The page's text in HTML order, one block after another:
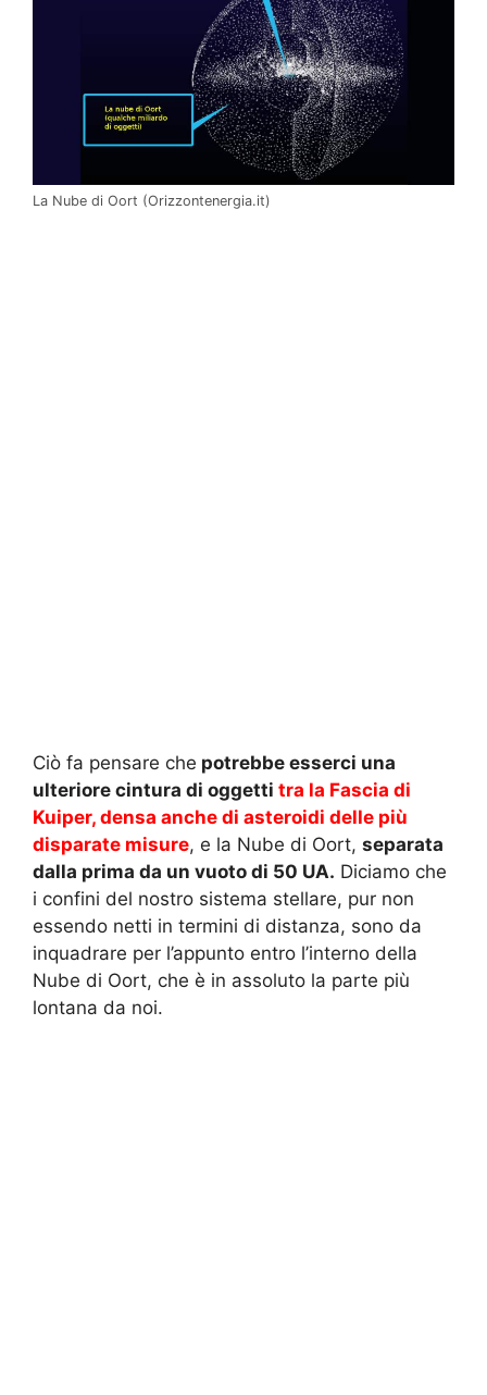
La Nube di Oort (Orizzontenergia.it)
Ciò fa pensare che potrebbe esserci una
ulteriore cintura di oggetti tra la Fascia di
Kuiper, densa anche di asteroidi delle più
disparate misure, e la Nube di Oort, separata
dalla prima da un vuoto di 50 UA. Diciamo che
i confini del nostro sistema stellare, pur non
essendo netti in termini di distanza, sono da
inquadrare per l’appunto entro l’interno della
Nube di Oort, che è in assoluto la parte più
lontana da noi.